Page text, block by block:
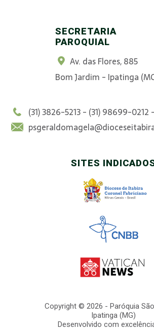
SECRETARIA
PAROQUIAL
Av. das Flores, 885
Bom Jardim - Ipatinga
(31) 3826-5213 - (31) 98699-0212
SITES
Copyright © 2026 - Paróquia
Ipatinga (MG)
Desenvolvido com